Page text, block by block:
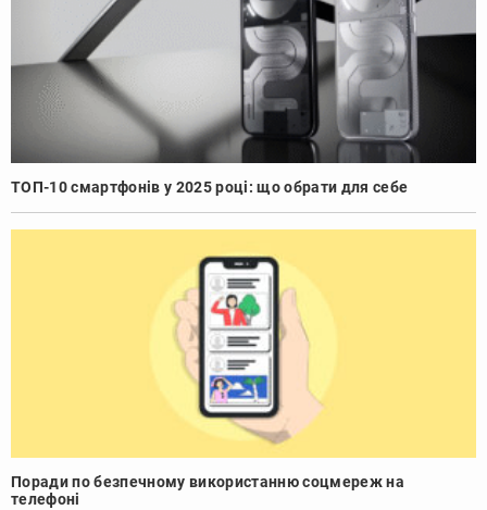
ТОП-10 смартфонів у 2025 році: що обрати для себе
Поради по безпечному використанню соцмереж на
телефоні